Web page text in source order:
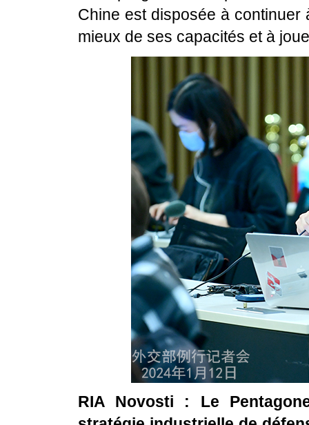
Chine est disposée à
mieux de ses capacités et à
RIA Novosti : Le